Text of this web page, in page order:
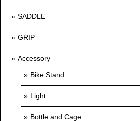
SADDLE
GRIP
Accessory
Bike Stand
Light
Bottle and Cage